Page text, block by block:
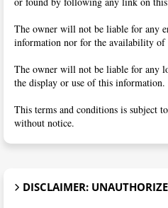
The owner will not be liable for any
information nor for the availability of
The owner will not be liable for any
the display or use of this information.
This terms and conditions is subject
without notice.
DISCLAIMER: